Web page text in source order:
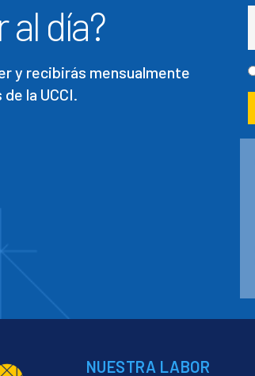
día?
y recibirás mensualmente
la UCCI.
NUESTRA LABOR